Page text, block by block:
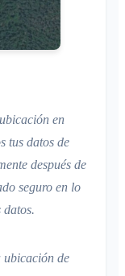
en
tus datos de
después de
seguro en lo
datos.
ubicación de